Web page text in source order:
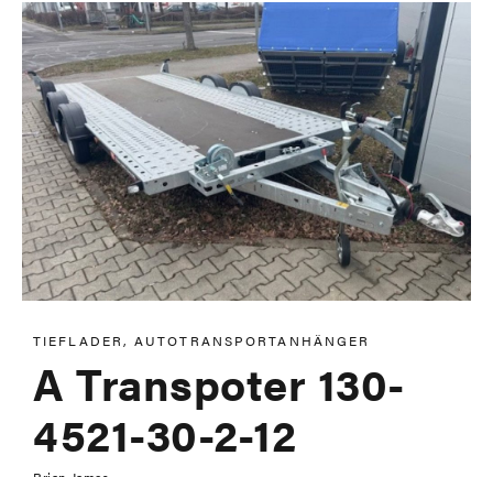
TIEFLADER, AUTOTRANSPORTANHÄNGER
A Transpoter 130-
4521-30-2-12